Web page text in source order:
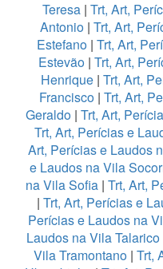
Teresa | Trt, Art,
Antonio| Trt, Art,
Estefano| Trt, Art,
Estevão | Trt, Art,
Henrique| Trt, Art,
Francisco | Trt, Art,
Geraldo | Trt, Art,
Trt, Art, Perícias e
Art, Perícias e Laudos
e Laudos na Vila
na Vila Sofia| Trt, Art,
| Trt, Art, Perícias e
Perícias e Laudos na
Laudos na Vila Talarico
Vila Tramontano| Trt,